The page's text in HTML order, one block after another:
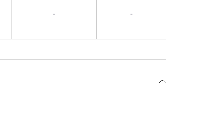
- -